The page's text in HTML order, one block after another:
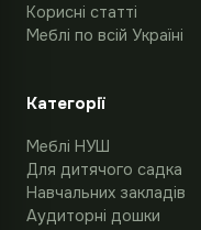
Корисні статті
Меблі по всій Україні
Категорії
Меблі НУШ
Для дитячого садка
Навчальних закладів
Аудиторні дошки